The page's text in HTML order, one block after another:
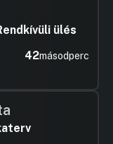
ülés
42másodperc